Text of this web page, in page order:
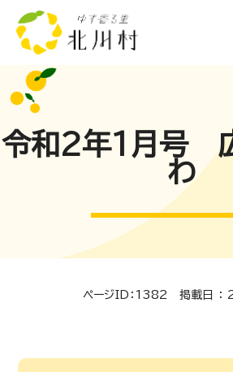
令和2年1月号
わ
ページID：1382 掲載日